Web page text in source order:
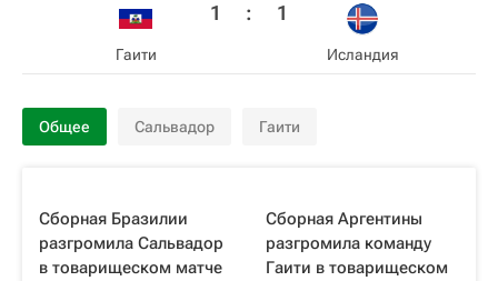
Гаити
1 : 1
Исландия
Общее Сальвадор Гаити
Сборная Бразилии
разгромила Сальвадор
в товарищеском матче
Сборная Аргентины
разгромила команду
Гаити в товарищеском